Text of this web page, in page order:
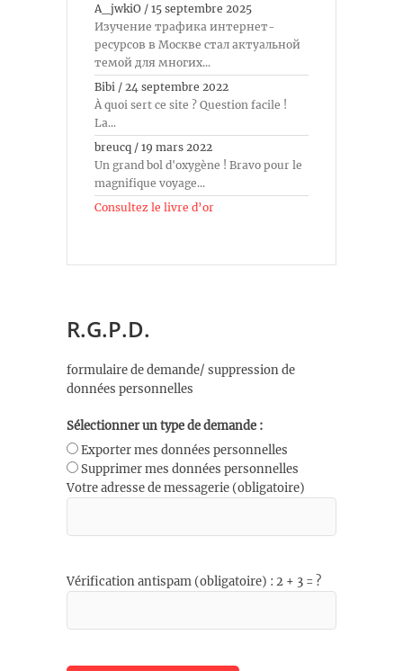
A_jwkiO / 15 septembre 2025
Изучение трафика интернет-
ресурсов в Москве стал актуальной
темой для многих...
Bibi / 24 septembre 2022
À quoi sert ce site ? Question facile !
La...
breucq / 19 mars 2022
Un grand bol d'oxygène ! Bravo pour le
magnifique voyage...
Consultez le livre d’or
R.G.P.D.
formulaire de demande/ suppression de
données personnelles
Sélectionner un type de demande :
Exporter mes données personnelles
Supprimer mes données personnelles
Votre adresse de messagerie (obligatoire)
Vérification antispam (obligatoire) : 2 + 3 = ?